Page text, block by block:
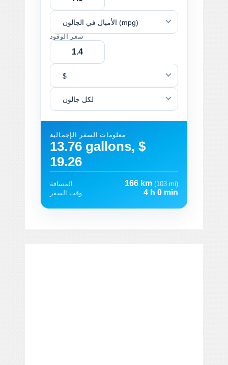
الأميال في الجالون (mpg)
سعر الوقود
$
لكل جالون
معلومات السفر الإجمالية
13.76 gallons, $
19.26
المسافة 166 km (103 mi)
وقت السفر
4 h 0 min